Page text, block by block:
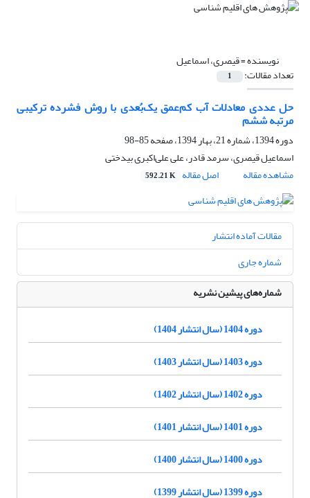
نویسنده =قیصری، اسماعیل
تعداد مقالات: 1
حل عددی معادلات آب کم‌عمق یک‌بُعدی با روش فشرده ترکیبی
مرتبه ششم
دوره 1394، شماره 21، بهار 1394، صفحه
85-98
اسماعیل قیصری، سرمد قادر، علی علی‌اکبری ‌بیدختی
مشاهده مقاله
اصل مقاله 592.21 K
مقالات آماده انتشار
شماره جاری
شماره‌های پیشین نشریه
دوره 1404 (سال انتشار 1404)
دوره 1403 (سال انتشار 1403)
دوره 1402 (سال انتشار 1402)
دوره 1401 (سال انتشار 1401)
دوره 1400 (سال انتشار 1400)
دوره 1399 (سال انتشار 1399)